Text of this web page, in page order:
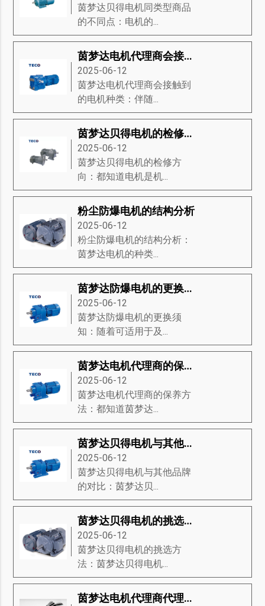
茵梦达贝得电机同类型商品
的不同点：电机的...
茵梦达电机代理商会接触到的电机种类
2025-06-12
茵梦达电机代理商会接触到
的电机种类：伴随...
茵梦达贝得电机的检修方向
2025-06-12
茵梦达贝得电机的检修方
向：都知道电机是机...
粉尘防爆电机的结构分析
2025-06-12
粉尘防爆电机的结构分析：
茵梦达电机的种类...
茵梦达防爆电机的更换须知
2025-06-12
茵梦达防爆电机的更换须
知：随着可适用于及...
茵梦达电机代理商的保养方法
2025-06-12
茵梦达电机代理商的保养方
法：都知道茵梦达...
茵梦达贝得电机与其他品牌的对比
2025-06-12
茵梦达贝得电机与其他品牌
的对比：茵梦达贝...
茵梦达贝得电机的挑选方法
2025-06-12
茵梦达贝得电机的挑选方
法：茵梦达贝得电机...
茵梦达电机代理商代理电机的优势